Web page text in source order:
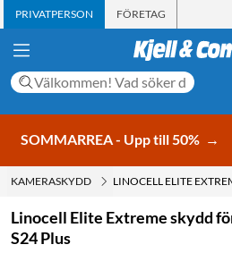
PRIVATPERSON FÖRETAG
SOMMARREA - Upp till 50% →
KAMERASKYDD
Linocell Elite Extreme skydd
S24 Plus